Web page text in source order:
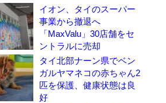
イオン、タイのスーパー
事業から撤退へ
「MaxValu」30店舗をセ
ントラルに売却
タイ北部ナーン県でベン
ガルヤマネコの赤ちゃん2
匹を保護、健康状態は良
好